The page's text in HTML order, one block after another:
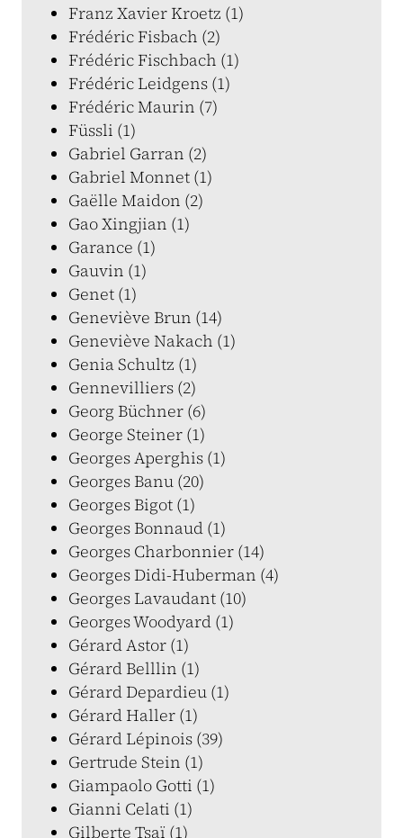
Franz Xavier Kroetz (1)
Frédéric Fisbach (2)
Frédéric Fischbach (1)
Frédéric Leidgens (1)
Frédéric Maurin (7)
Füssli (1)
Gabriel Garran (2)
Gabriel Monnet (1)
Gaëlle Maidon (2)
Gao Xingjian (1)
Garance (1)
Gauvin (1)
Genet (1)
Geneviève Brun (14)
Geneviève Nakach (1)
Genia Schultz (1)
Gennevilliers (2)
Georg Büchner (6)
George Steiner (1)
Georges Aperghis (1)
Georges Banu (20)
Georges Bigot (1)
Georges Bonnaud (1)
Georges Charbonnier (14)
Georges Didi-Huberman (4)
Georges Lavaudant (10)
Georges Woodyard (1)
Gérard Astor (1)
Gérard Belllin (1)
Gérard Depardieu (1)
Gérard Haller (1)
Gérard Lépinois (39)
Gertrude Stein (1)
Giampaolo Gotti (1)
Gianni Celati (1)
Gilberte Tsaï (1)